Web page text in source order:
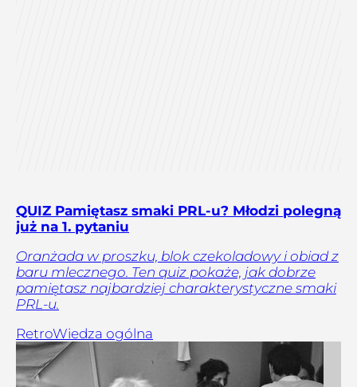
QUIZ Pamiętasz smaki PRL-u? Młodzi polegną
już na 1. pytaniu
Oranżada w proszku, blok czekoladowy i obiad z
baru mlecznego. Ten quiz pokaże, jak dobrze
pamiętasz najbardziej charakterystyczne smaki
PRL-u.
RetroWiedza ogólna